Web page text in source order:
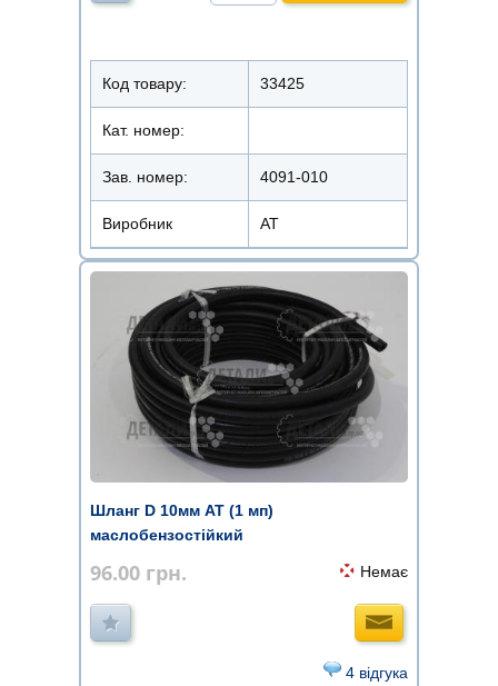
Код товару: 33425
Кат. номер:
Зав. номер: 4091-010
Виробник АТ
Шланг D 10мм АТ (1 мп)
маслобензостійкий
96.00 грн. Немає
4 відгука